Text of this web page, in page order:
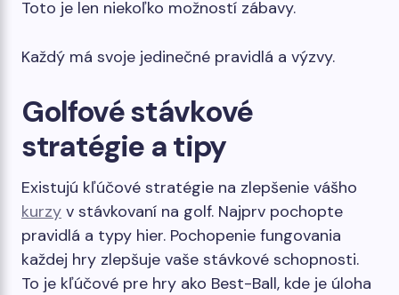
Toto je len niekoľko možností zábavy.
Každý má svoje jedinečné pravidlá a výzvy.
Golfové stávkové
stratégie a tipy
Existujú kľúčové stratégie na zlepšenie vášho
kurzy v stávkovaní na golf. Najprv pochopte
pravidlá a typy hier. Pochopenie fungovania
každej hry zlepšuje vaše stávkové schopnosti.
To je kľúčové pre hry ako Best-Ball, kde je úloha